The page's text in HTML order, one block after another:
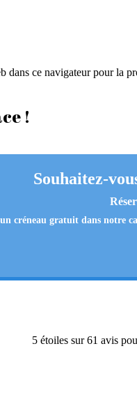
dans ce navigateur pour la
!
Souhaitez-
créneau gratuit dans notre
5 étoiles sur 61 avis